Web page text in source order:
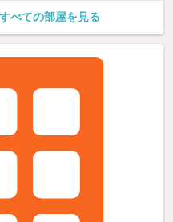
べての部屋を見る